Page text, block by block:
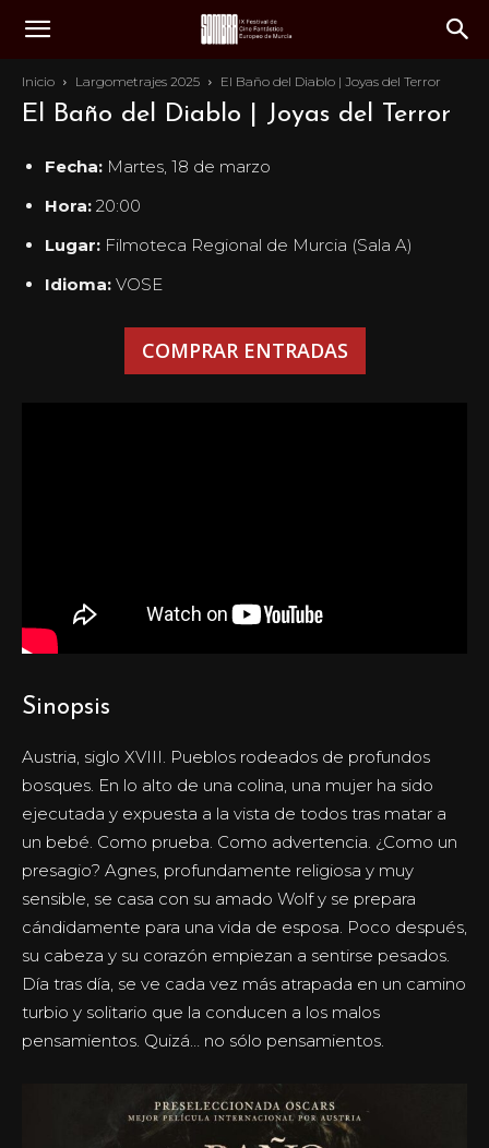
Inicio Largometrajes 2025 El Baño del Diablo | Joyas del Terror
El Baño del Diablo | Joyas del Terror
Fecha: Martes, 18 de marzo
Hora: 20:00
Lugar: Filmoteca Regional de Murcia (Sala A)
Idioma: VOSE
COMPRAR ENTRADAS
Sinopsis
Austria, siglo XVIII. Pueblos rodeados de profundos
bosques. En lo alto de una colina, una mujer ha sido
ejecutada y expuesta a la vista de todos tras matar a
un bebé. Como prueba. Como advertencia. ¿Como un
presagio? Agnes, profundamente religiosa y muy
sensible, se casa con su amado Wolf y se prepara
cándidamente para una vida de esposa. Poco después,
su cabeza y su corazón empiezan a sentirse pesados.
Día tras día, se ve cada vez más atrapada en un camino
turbio y solitario que la conducen a los malos
pensamientos. Quizá… no sólo pensamientos.